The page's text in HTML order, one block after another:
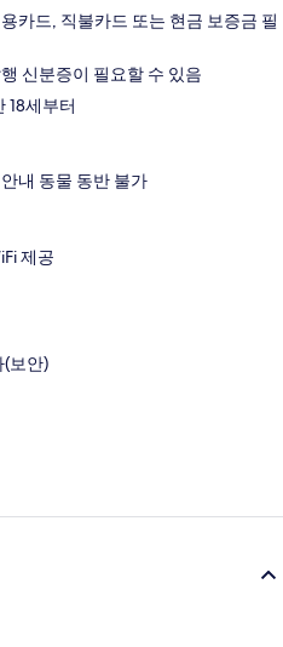
카드, 직불카드 또는 현금 보증금 필
신분증이 필요할 수 있음
18세부터
내 동물 동반 불가
제공
(보안)